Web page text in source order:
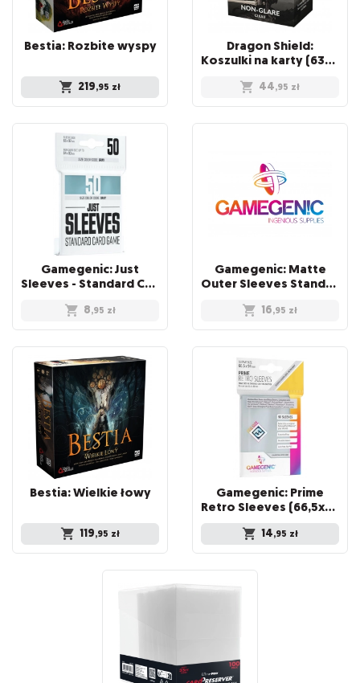
Bestia: Rozbitewyspy
219,95 zł
Dragon Shield:
Koszulki na karty (63x88 mm) "Standard Size" Non-Glare, 100 sztuk, Clear
44,95 zł
Gamegenic: Just
Sleeves - Standard Card Game Sleeves (66x91 mm), 50 sztuk
8,95 zł
Gamegenic: Matte
Outer Sleeves Standard (66x91 mm), 50 sztuk
16,95 zł
Bestia:Wielkiełowy
119,95 zł
Gamegenic: Prime
Retro Sleeves (66,5x94 mm) 50 sztuk, Clear
14,95 zł